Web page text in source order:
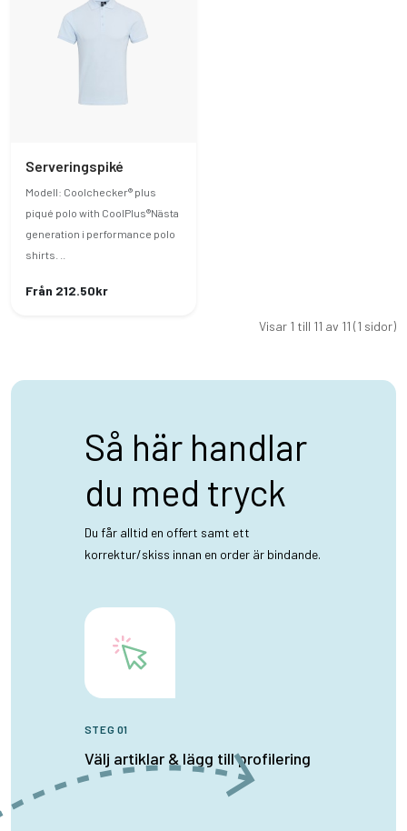
Serveringspiké
Modell: Coolchecker® plus
piqué polo with CoolPlus®Nästa
generation i performance polo
shirts. ..
Från 212.50kr
Visar 1 till 11 av 11 (1 sidor)
Så här handlar
du med tryck
Du får alltid en offert samt ett
korrektur/skiss innan en order är bindande.
STEG 01
Välj artiklar & lägg till profilering